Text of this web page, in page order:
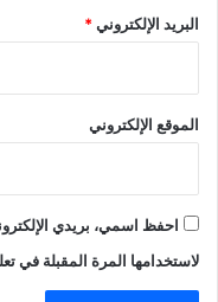
البريد الإلكتروني*
الموقع الإلكتروني
احفظ اسمي، بريدي
لاستخدامها المرة المقبلة في